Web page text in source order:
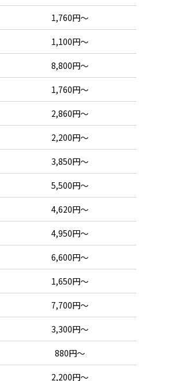
1,760円～
1,100円～
8,800円～
1,760円～
2,860円～
2,200円～
3,850円～
5,500円～
4,620円～
4,950円～
6,600円～
1,650円～
7,700円～
3,300円～
880円～
2,200円～